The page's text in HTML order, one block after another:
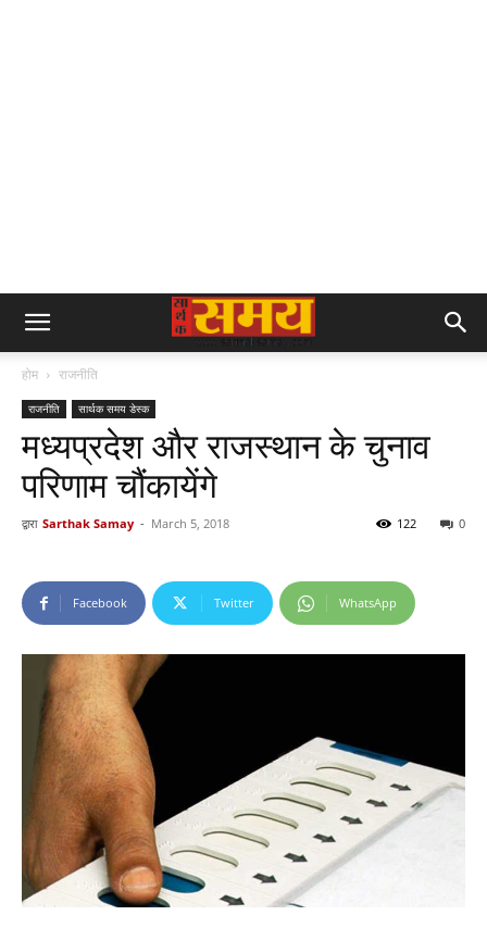
होम राजनीति
राजनीति सार्थक समय डेस्क
मध्यप्रदेश और राजस्थान के चुनाव
परिणाम चौंकायेंगे
द्वारा Sarthak Samay - March 5, 2018 0
122
Facebook Twitter WhatsApp